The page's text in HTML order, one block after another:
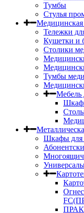
Тумбы
Стулья
Медицинская
Тележки
Кушетки и
Столики
Тумбы
Мебель
Шкафы для